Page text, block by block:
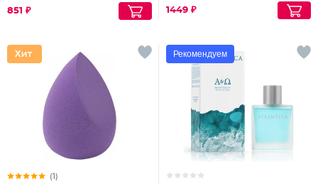
851 ₽ 1449 ₽
(1)
Рекомендуем